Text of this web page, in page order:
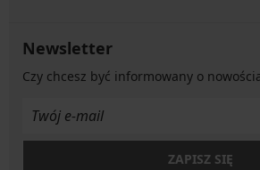
Newsletter
Czy chcesz być informowany o
ZAPISZ SIĘ